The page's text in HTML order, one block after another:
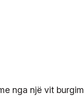
nga një vit